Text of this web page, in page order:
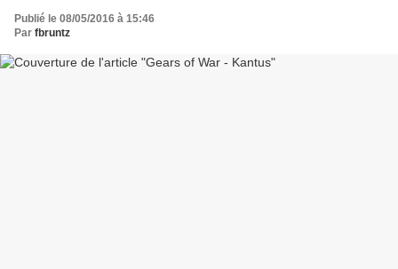
Publié le 08/05/2016 à 15:46
Par fbruntz